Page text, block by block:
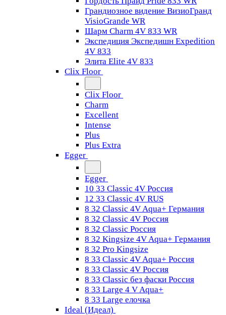
Грандиозное видение ВизиоГранд
VisioGrande WR
Шарм Charm 4V 833 WR
Экспедиция Экспедишн Expedition
4V 833
Элита Elite 4V 833
Clix Floor
Clix Floor
Charm
Excellent
Intense
Plus
Plus Extra
Egger
Egger
10 33 Classic 4V Россия
12 33 Classic 4V RUS
8 32 Classic 4V Aqua+ Германия
8 32 Classic 4V Россия
8 32 Classic Россия
8 32 Kingsize 4V Aqua+ Германия
8 32 Pro Kingsize
8 33 Classic 4V Aqua+ Россия
8 33 Classic 4V Россия
8 33 Classic без фаски Россия
8 33 Large 4 V Aqua+
8 33 Large елочка
Ideal (Идеал)